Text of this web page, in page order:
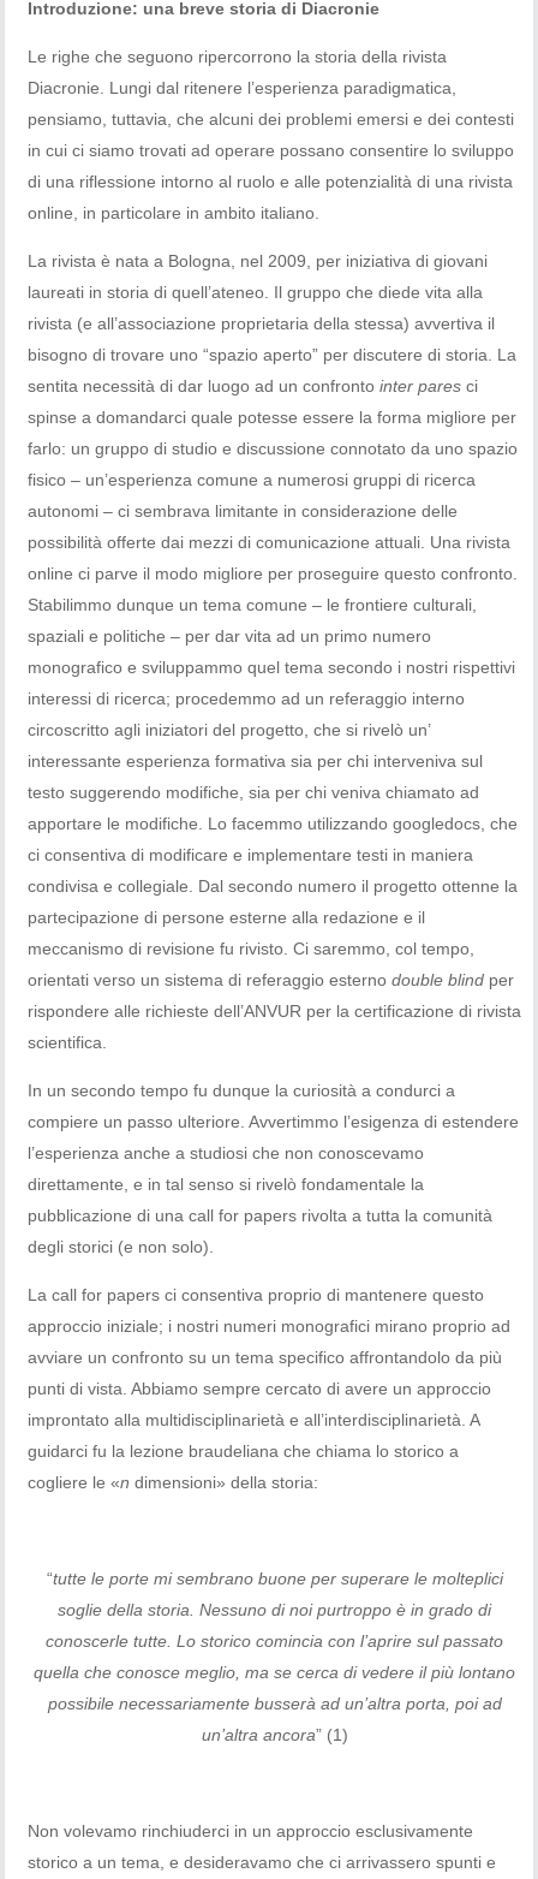
Introduzione: una breve storia di Diacronie
Le righe che seguono ripercorrono la storia della rivista
Diacronie. Lungi dal ritenere l’esperienza paradigmatica,
pensiamo, tuttavia, che alcuni dei problemi emersi e dei contesti
in cui ci siamo trovati ad operare possano consentire lo sviluppo
di una riflessione intorno al ruolo e alle potenzialità di una rivista
online, in particolare in ambito italiano.
La rivista è nata a Bologna, nel 2009, per iniziativa di giovani
laureati in storia di quell’ateneo. Il gruppo che diede vita alla
rivista (e all’associazione proprietaria della stessa) avvertiva il
bisogno di trovare uno “spazio aperto” per discutere di storia. La
sentita necessità di dar luogo ad un confrontointer pares ci
spinse a domandarci quale potesse essere la forma migliore per
farlo: un gruppo di studio e discussione connotato da uno spazio
fisico – un’esperienza comune a numerosi gruppi di ricerca
autonomi – ci sembrava limitante in considerazione delle
possibilità offerte dai mezzi di comunicazione attuali. Una rivista
online ci parve il modo migliore per proseguire questo confronto.
Stabilimmo dunque un tema comune – le frontiere culturali,
spaziali e politiche – per dar vita ad un primo numero
monografico e sviluppammo quel tema secondo i nostri rispettivi
interessi di ricerca; procedemmo ad un referaggio interno
circoscritto agli iniziatori del progetto, che si rivelò un’
interessante esperienza formativa sia per chi interveniva sul
testo suggerendo modifiche, sia per chi veniva chiamato ad
apportare le modifiche. Lo facemmo utilizzando googledocs, che
ci consentiva di modificare e implementare testi in maniera
condivisa e collegiale. Dal secondo numero il progetto ottenne la
partecipazione di persone esterne alla redazione e il
meccanismo di revisione fu rivisto. Ci saremmo, col tempo,
orientati verso un sistema di referaggio esternodouble blind per
rispondere alle richieste dell’ANVUR per la certificazione di rivista
scientifica.
In un secondo tempo fu dunque la curiosità a condurci a
compiere un passo ulteriore. Avvertimmo l’esigenza di estendere
l’esperienza anche a studiosi che non conoscevamo
direttamente, e in tal senso si rivelò fondamentale la
pubblicazione di una call for papers rivolta a tutta la comunità
degli storici (e non solo).
La call for papers ci consentiva proprio di mantenere questo
approccio iniziale; i nostri numeri monografici mirano proprio ad
avviare un confronto su un tema specifico affrontandolo da più
punti di vista. Abbiamo sempre cercato di avere un approccio
improntato alla multidisciplinarietà e all’interdisciplinarietà. A
guidarci fu la lezione braudeliana che chiama lo storico a
cogliere le «n dimensioni» della storia:
“tutte le porte mi sembrano buone per superare le molteplici
soglie della storia. Nessuno di noi purtroppo è in grado di
conoscerle tutte. Lo storico comincia con l’aprire sul passato
quella che conosce meglio, ma se cerca di vedere il più lontano
possibile necessariamente busserà ad un’altra porta, poi ad
un’altra ancora” (1)
Non volevamo rinchiuderci in un approccio esclusivamente
storico a un tema, e desideravamo che ci arrivassero spunti e